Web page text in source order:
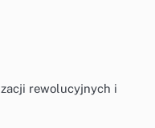
rewolucyjnych i